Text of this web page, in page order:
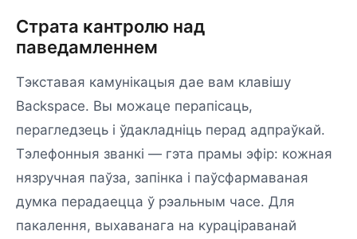
Страта кантролю над
паведамленнем
Тэкставая камунікацыя дае вам клавішу
Backspace. Вы можаце перапісаць,
перагледзець і ўдакладніць перад адпраўкай.
Тэлефонныя званкі — гэта прамы эфір: кожная
нязручная паўза, запінка і паўсфармаваная
думка перадаецца ў рэальным часе. Для
пакалення, выхаванага на кураціраванай